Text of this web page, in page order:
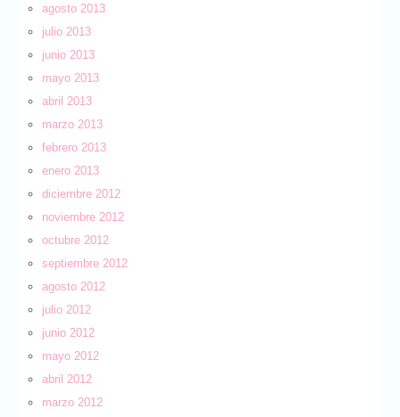
agosto 2013
julio 2013
junio 2013
mayo 2013
abril 2013
marzo 2013
febrero 2013
enero 2013
diciembre 2012
noviembre 2012
octubre 2012
septiembre 2012
agosto 2012
julio 2012
junio 2012
mayo 2012
abril 2012
marzo 2012